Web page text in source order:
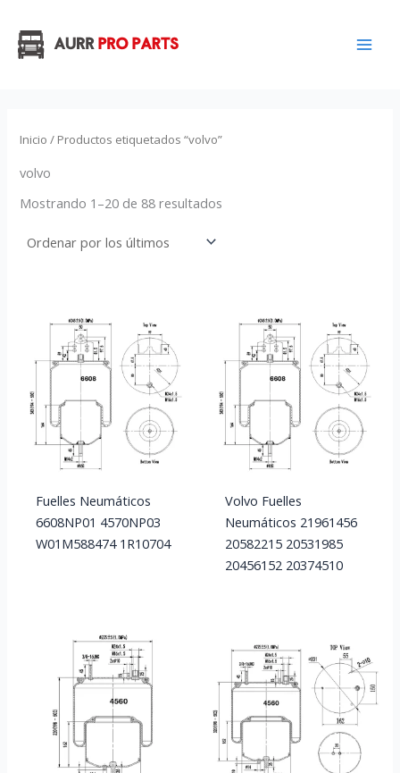
contenido
Inicio / Productos etiquetados “volvo”
volvo
Mostrando 1–20 de 88 resultados
Fuelles Neumáticos
6608NP01 4570NP03
W01M588474 1R10704
Volvo Fuelles
Neumáticos 21961456
20582215 20531985
20456152 20374510